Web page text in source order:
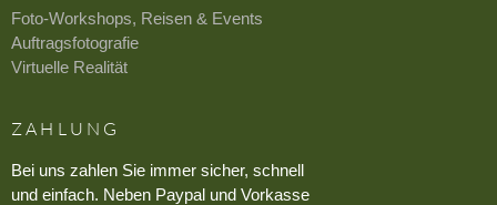
Foto-Workshops, Reisen & Events
Auftragsfotografie
Virtuelle Realität
ZAHLUNG
Bei uns zahlen Sie immer sicher, schnell
und einfach. Neben Paypal und Vorkasse